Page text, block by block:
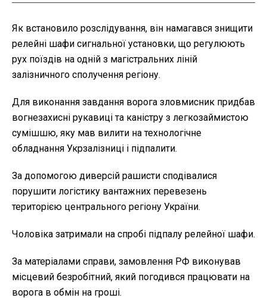
Як встановило розслідування, він намагався знищити
релейні шафи сигнальної установки, що регулюють
рух поїздів на одній з магістральних ліній
залізничного сполучення регіону.
Для виконання завдання ворога зловмисник придбав
вогнезахисні рукавиці та каністру з легкозаймистою
сумішшю, яку мав вилити на технологічне
обладнання Укрзалізниці і підпалити.
За допомогою диверсій рашисти сподівалися
порушити логістику вантажних перевезень
територією центрального регіону України.
Чоловіка затримали на спробі підпалу релейної шафи.
За матеріалами справи, замовлення РФ виконував
місцевий безробітний, який погодився працювати на
ворога в обмін на гроші.